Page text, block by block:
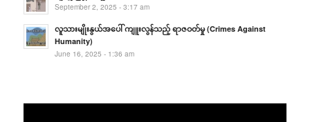
September 2, 2025 - 3:17 am
လူသားမျိုးနွယ်အပေါ် ကျူးလွန်သည့် ရာဇဝတ်မှု (Crimes Against
Humanity)
June 16, 2025 - 1:36 am